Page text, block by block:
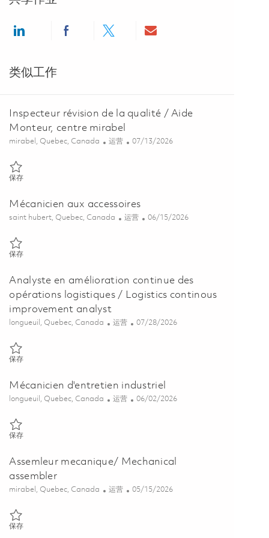
Share via LinkedInShare via Facebook
Share via twitterShare via email
类似工作
Inspecteur révision de la qualité / Aide
Monteur, centre mirabel
位置
mirabel, Quebec, Canada 类别
运营 Posted Date
07/13/2026
保存保存 Inspecteur révision de la qualité / Aide Monteur, centre mirabel
Mécanicien aux accessoires
位置
saint hubert, Quebec, Canada 类别
运营 Posted Date
06/15/2026
保存保存 Mécanicien aux accessoires 01852572
Analyste en amélioration continue des
opérations logistiques / Logistics continous
improvement analyst
位置
longueuil, Quebec, Canada 类别
运营 Posted Date
07/28/2026
保存保存 Analyste en amélioration continue des opérations logistiques /
Mécanicien d'entretien industriel
位置
longueuil, Quebec, Canada 类别
运营 Posted Date
06/02/2026
保存保存 Mécanicien d'entretien industriel 01850091
Assemleur mecanique/ Mechanical
assembler
位置
mirabel, Quebec, Canada 类别
运营 Posted Date
05/15/2026
保存保存 Assemleur mecanique/ Mechanical assembler 01843793